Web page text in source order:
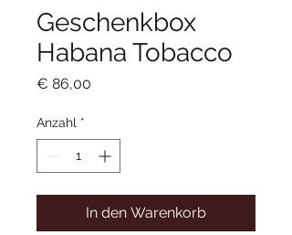
Geschenkbox
Habana Tobacco
€ 86,00
Anzahl *
In den Warenkorb